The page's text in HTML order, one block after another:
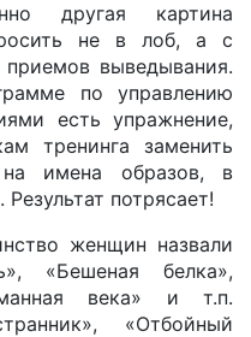
другая картина
не в лоб, а с
выведывания.
по управлению
есть упражнение,
тренинга заменить
имена образов, в
потрясает!
женщин назвали
«Бешеная белка»,
века» и т.п.
«Отбойный